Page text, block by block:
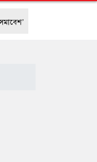
ফ্রান্সে দাবানলের তাণ্ডব